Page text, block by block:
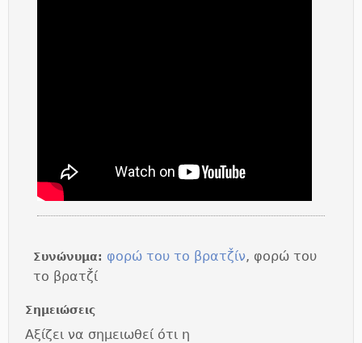
Συνώνυμα: φορώ του το βρατζ̌ίν, φορώ του
το βρατζ̌ί
Σημειώσεις
Αξίζει να σημειωθεί ότι η